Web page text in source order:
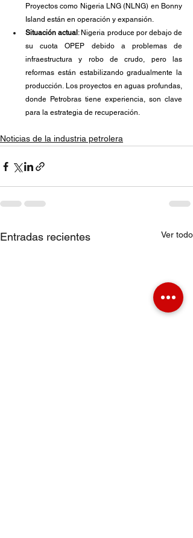
Proyectos como Nigeria LNG (NLNG) en Bonny
Island están en operación y expansión.
Situación actual : Nigeria produce por debajo de
su cuota OPEP debido a problemas de
infraestructura y robo de crudo, pero las
reformas están estabilizando gradualmente la
producción. Los proyectos en aguas profundas,
donde Petrobras tiene experiencia, son clave
para la estrategia de recuperación.
Noticias de la industria petrolera
Entradas recientes Ver todo